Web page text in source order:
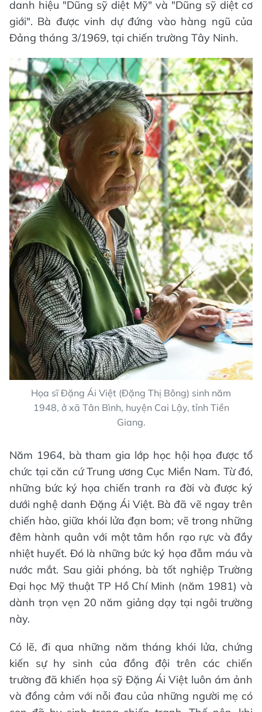
danh hiệu "Dũng sỹ diệt Mỹ" và "Dũng sỹ diệt cơ
giới". Bà được vinh dự đứng vào hàng ngũ của
Đảng tháng 3/1969, tại chiến trường Tây Ninh.
Họa sĩ Đặng Ái Việt (Đặng Thị Bông) sinh năm
1948, ở xã Tân Bình, huyện Cai Lậy, tỉnh Tiền
Giang.
Năm 1964, bà tham gia lớp học hội họa được tổ
chức tại căn cứ Trung ương Cục Miền Nam. Từ đó,
những bức ký họa chiến tranh ra đời và được ký
dưới nghệ danh Đặng Ái Việt. Bà đã vẽ ngay trên
chiến hào, giữa khói lửa đạn bom; vẽ trong những
đêm hành quân với một tâm hồn rạo rực và đầy
nhiệt huyết. Đó là những bức ký họa đẫm máu và
nước mắt. Sau giải phóng, bà tốt nghiệp Trường
Đại học Mỹ thuật TP Hồ Chí Minh (năm 1981) và
dành trọn vẹn 20 năm giảng dạy tại ngôi trường
này.
Có lẽ, đi qua những năm tháng khói lửa, chứng
kiến sự hy sinh của đồng đội trên các chiến
trường đã khiến họa sỹ Đặng Ái Việt luôn ám ảnh
và đồng cảm với nỗi đau của những người mẹ có